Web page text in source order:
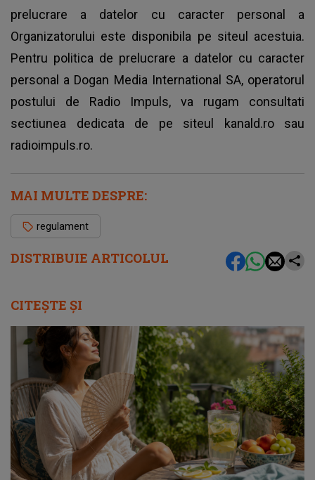
DISTRIBUIE ARTICOLUL
prelucrare a datelor cu caracter personal a
Organizatorului este disponibila pe siteul acestuia.
Pentru politica de prelucrare a datelor cu caracter
personal a Dogan Media International SA, operatorul
postului de Radio Impuls, va rugam consultati
sectiunea dedicata de pe siteul kanald.ro sau
radioimpuls.ro.
MAI MULTE DESPRE:
regulament
CITEȘTE ȘI